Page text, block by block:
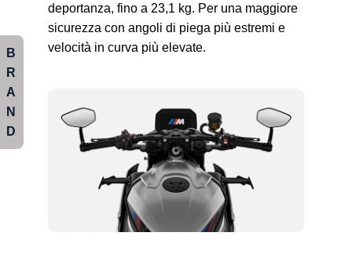
deportanza, fino a 23,1 kg. Per una maggiore
sicurezza con angoli di piega più estremi e
velocità in curva più elevate.
B
R
A
N
D